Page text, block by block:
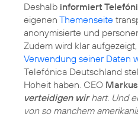
Deshalb informiert
eigenen Themenseite
anonymisierte und
Zudem wird klar
Verwendung seiner Daten
Telefónica Deutschland
Hoheit haben. CEO
verteidigen wirhart. Und
von so manchem